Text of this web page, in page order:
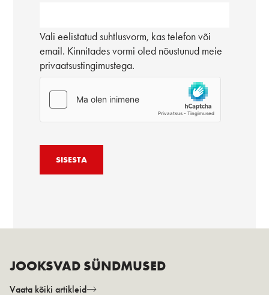
Vali eelistatud suhtlusvorm, kas telefon või
email. Kinnitades vormi oled nõustunud meie
privaatsustingimustega.
JOOKSVAD SÜNDMUSED
Vaata kõiki artikleid